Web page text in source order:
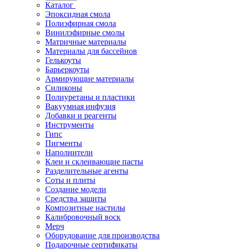
Каталог
Эпоксидная смола
Полиэфирная смола
Винилэфирные смолы
Матричные материалы
Материалы для бассейнов
Гелькоуты
Барьеркоуты
Армирующие материалы
Силиконы
Полиуретаны и пластики
Вакуумная инфузия
Добавки и реагенты
Инструменты
Гипс
Пигменты
Наполнители
Клеи и склеивающие пасты
Разделительные агенты
Соты и плиты
Создание модели
Средства защиты
Композитные настилы
Калибровочный воск
Мерч
Оборудование для производства
Подарочные сертификаты